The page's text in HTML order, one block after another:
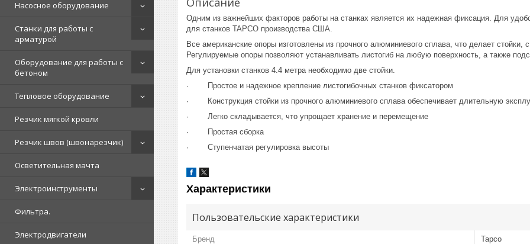
Насосное оборудование
Станки для работы с
арматурой
Оборудование для работы с
бетоном
Тепловое оборудование
Резчик мягкой кровли
Резчик швов (швонарезчик)
Осветительная мачта
Электроинструменты
Фильтра.
Электродвигатели
Одним из важнейших факторов работы на станках является их надежная фиксация. Для
для станков TAPCO производства США.
Все американские опоры изготовлены из прочного алюминиевого сплава, что делает
Регулируемые опоры позволяют устанавливать листогиб на любую поверхность, а также
Для установки станков 4.4 метра необходимо две стойки.
· Простое и надежное крепление листогибочных станков фиксатором
· Конструкция стойки из прочного алюминиевого сплава обеспечивает длительную
· Легко складывается, что упрощает хранение и перемещение
· Простая сборка
· Ступенчатая регулировка высоты
Характеристики
Пользовательские характеристики
Бренд Tapco